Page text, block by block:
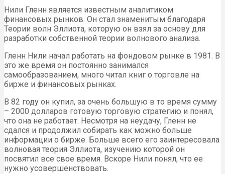
Нили Гленн является известным аналитиком
финансовых рынков. Он стал знаменитым благодаря
Теории волн Эллиота, которую он взял за основу для
разработки собственной теории волнового анализа.
Гленн Нили начал работать на фондовом рынке в 1981. В
это же время он постоянно занимался
самообразованием, много читал книг о торговле на
бирже и финансовых рынках.
В 82 году он купил, за очень большую в то время сумму
– 2000 долларов готовую торговую стратегию и понял,
что она не работает. Несмотря на неудачу, Гленн не
сдался и продолжил собирать как можно больше
информации о бирже. Больше всего его заинтересовала
волновая теория Эллиота, изучению которой он
посвятил все свое время. Вскоре Нили понял, что ее
нужно усовершенствовать.